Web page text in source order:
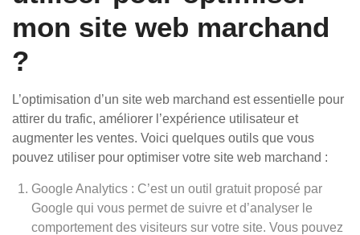
mon site web marchand
?
L’optimisation d’un site web marchand est essentielle pour
attirer du trafic, améliorer l’expérience utilisateur et
augmenter les ventes. Voici quelques outils que vous
pouvez utiliser pour optimiser votre site web marchand :
Google Analytics : C’est un outil gratuit proposé par
Google qui vous permet de suivre et d’analyser le
comportement des visiteurs sur votre site. Vous pouvez